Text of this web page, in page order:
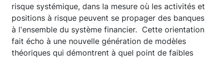
risque systémique, dans la mesure où les activités et
positions à risque peuvent se propager des banques
à l'ensemble du système financier. Cette orientation
fait écho à une nouvelle génération de modèles
théoriques qui démontrent à quel point de faibles